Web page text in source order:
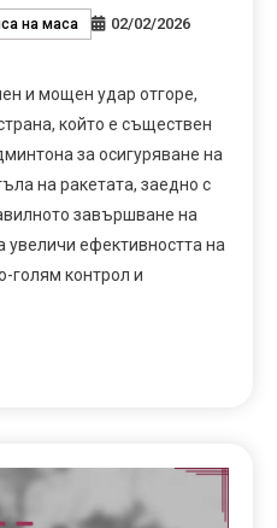
на маса
02/02/2026
и мощен удар отгоре,
който е съществен
за осигуряване на
на ракетата, заедно с
завършване на
ефективността на
голям контрол и